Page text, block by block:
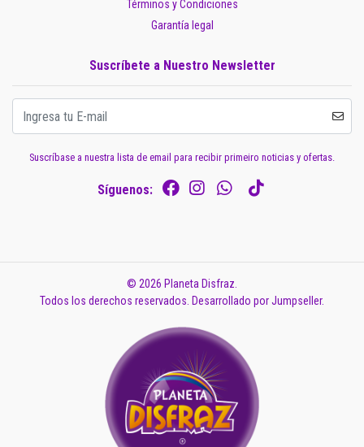
Términos y Condiciones
Garantía legal
Suscríbete a Nuestro Newsletter
Suscríbase a nuestra lista de email para recibir primeiro noticias y ofertas.
Síguenos:
© 2026 Planeta Disfraz.
Todos los derechos reservados. Desarrollado por Jumpseller.